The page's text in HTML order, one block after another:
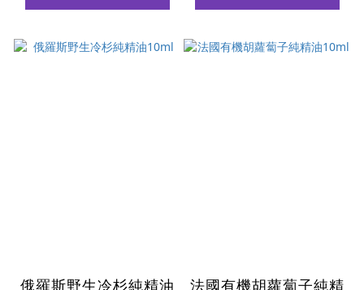
俄羅斯野生冷杉純精油 法國有機胡蘿蔔子純精